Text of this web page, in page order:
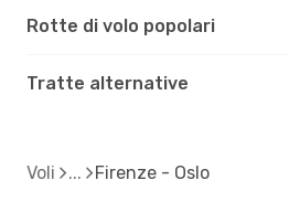
Rotte di volo popolari
Tratte alternative
Voli Firenze - Oslo